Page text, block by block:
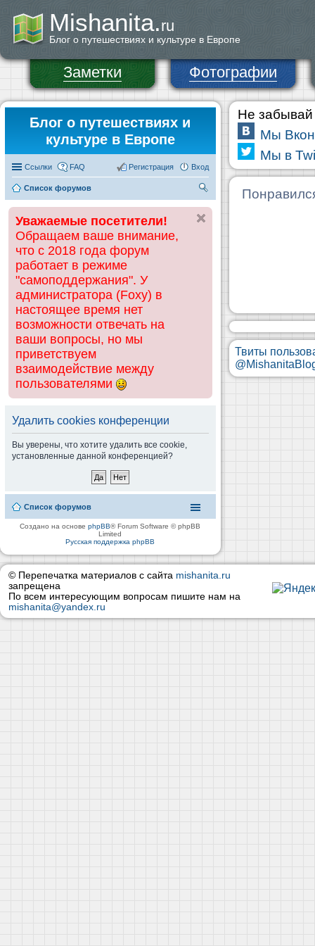
Mishanita.ru
Блог о путешествиях и культуре в Европе
Заметки Фотографии
Блог о путешествиях и
культуре в Европе
Ссылки FAQ Вход
Регистрация
Список форумов
ск
Уважаемые посетители!
Обращаем ваше внимание,
что с 2018 года форум
работает в режиме
"самоподдержания". У
администратора (Foxy) в
настоящее время нет
возможности отвечать на
ваши вопросы, но мы
приветствуем
взаимодействие между
пользователями
Удалить cookies конференции
Вы уверены, что хотите удалить все cookie,
установленные данной конференцией?
Список форумов
Создано на основеphpBB® Forum Software © phpBB
Limited
Русская поддержка phpBB
Не забывай
Мы
Мы в
Твиты
© Перепечатка материалов с сайта mishanita.ru
запрещена
По всем интересующим вопросам пишите нам на
mishanita@yandex.ru